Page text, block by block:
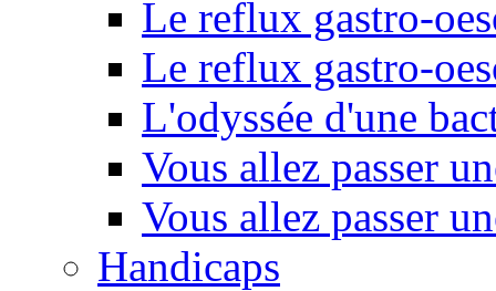
Le reflux gastro-
Le reflux gastro-
L'odyssée d'une
Vous allez passer
Vous allez passer
Handicaps